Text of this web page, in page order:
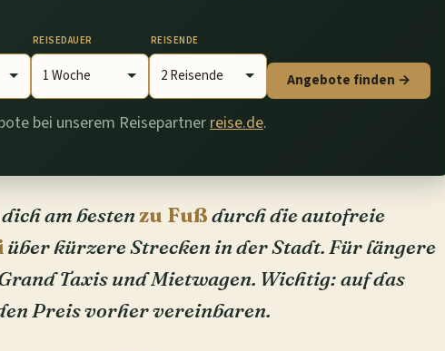
REISEDAUER REISENDE
Angebote finden →
bei unserem Reisepartner reise.de.
am bestenzu Fußdurch die autofreie
über kürzere Strecken in der Stadt. Für längere
Taxis und Mietwagen. Wichtig: auf das
Preis vorher vereinbaren.